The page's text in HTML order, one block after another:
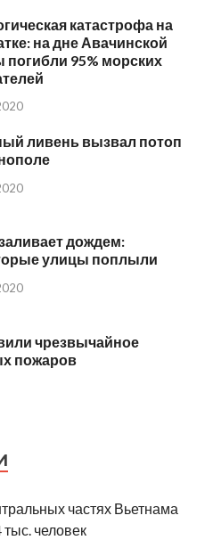
катастрофа на
на дне Авачинской
погибли 95% морских
ливень вызвал потоп
дождем:
улицы поплыли
чрезвычайное
пожаров
частях Вьетнама
человек